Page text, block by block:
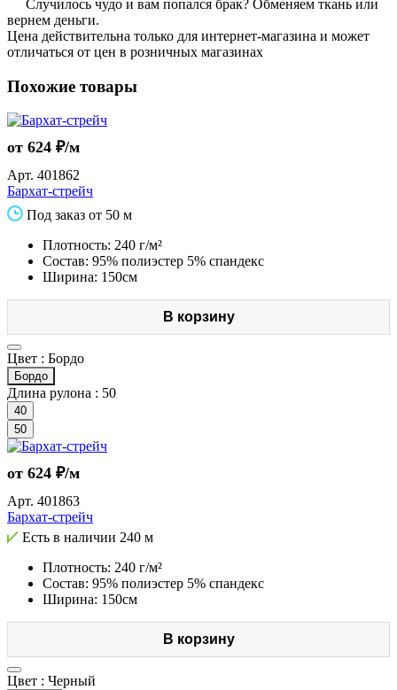
Случилось чудо и вам попался брак? Обменяем ткань или
вернем деньги.
Цена действительна только для интернет-магазина и может
отличаться от цен в розничных магазинах
Похожие товары
от 624 ₽/м
Арт. 401862
Бархат-стрейч
Под заказ от 50 м
Плотность: 240 г/м²
Состав: 95% полиэстер 5% спандекс
Ширина: 150см
В корзину
Цвет : Бордо
Бордо
Длина рулона : 50
40
50
от 624 ₽/м
Арт. 401863
Бархат-стрейч
Есть в наличии 240 м
Плотность: 240 г/м²
Состав: 95% полиэстер 5% спандекс
Ширина: 150см
В корзину
Цвет : Черный